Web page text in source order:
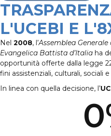
L'UCEBI E
Nel 2008, l’Assemblea Generale
Evangelica Battista d’Italia ha
opportunità offerte dalla legge
fini assistenziali, culturali, sociali
In linea con quella decisione, l’
0